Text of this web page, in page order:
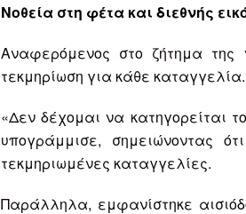
Νοθεία στη φέτα και διεθνής
Αναφερόμενος στο ζήτημα της
τεκμηρίωση για κάθε καταγγελία.
«Δεν δέχομαι να κατηγορείται
υπογράμμισε, σημειώνοντας
τεκμηριωμένες καταγγελίες.
Παράλληλα, εμφανίστηκε